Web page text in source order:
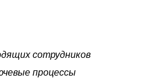
сотрудников
процессы